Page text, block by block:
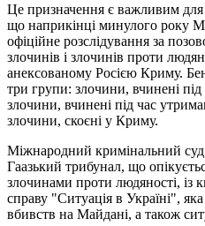
Це призначення є важливим для
що наприкінці минулого року
офіційне розслідування за
злочинів і злочинів проти
анексованому Росією Криму.
три групи: злочини, вчинені
злочини, вчинені під час
злочини, скоєні у Криму.
Міжнародний кримінальний
Гаазький трибунал, що
злочинами проти людяності, із
справу "Ситуація в Україні",
вбивств на Майдані, а також